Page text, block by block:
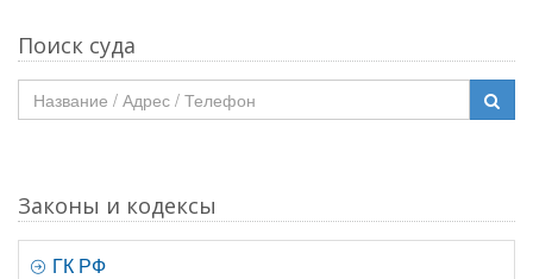
Поиск суда
Законы и кодексы
ГК РФ